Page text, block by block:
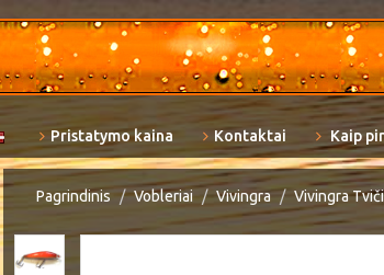
Pristatymo kaina Kontaktai Kaip
Pagrindinis Vobleriai Vivingra Vivingra